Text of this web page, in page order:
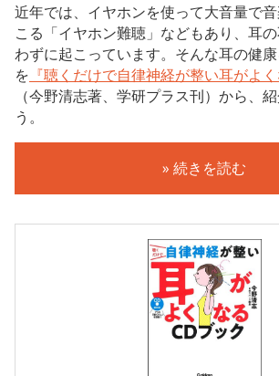
近年では、イヤホンを使って大音量で
こる「イヤホン難聴」などもあり、耳
わずに起こっています。そんな耳の健
を 『聴くだけで自律神経が整い耳がよく
（今野清志著、学研プラス刊）から、
う。
» 続きを読む